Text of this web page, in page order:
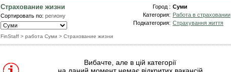
Страхование жизни
Сортировать по: региону
FinStaff > работа Суми > Страхование жизни
Город : Суми
Категория: Работа в страховании
Подкатегория: Страхування життя
Вибачте, але в цій категорії